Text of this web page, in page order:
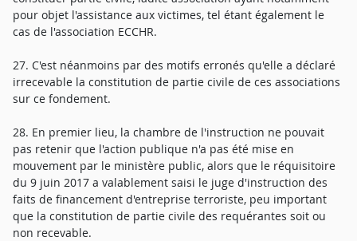
pour objet l'assistance aux victimes, tel étant également le
cas de l'association ECCHR.
27. C'est néanmoins par des motifs erronés qu'elle a déclaré
irrecevable la constitution de partie civile de ces associations
sur ce fondement.
28. En premier lieu, la chambre de l'instruction ne pouvait
pas retenir que l'action publique n'a pas été mise en
mouvement par le ministère public, alors que le réquisitoire
du 9 juin 2017 a valablement saisi le juge d'instruction des
faits de financement d'entreprise terroriste, peu important
que la constitution de partie civile des requérantes soit ou
non recevable.